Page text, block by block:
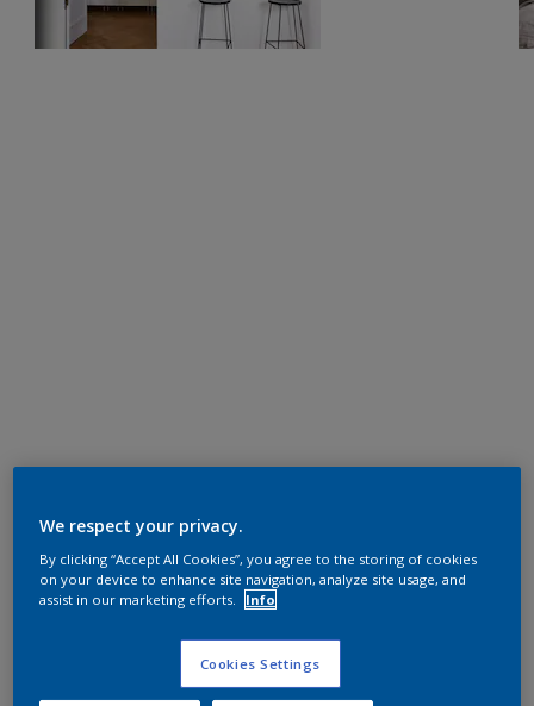
We respect your privacy.
By clicking “Accept All Cookies”, you agree to the storing of cookies
on your device to enhance site navigation, analyze site usage, and
assist in our marketing efforts.
Info
Cookies Settings